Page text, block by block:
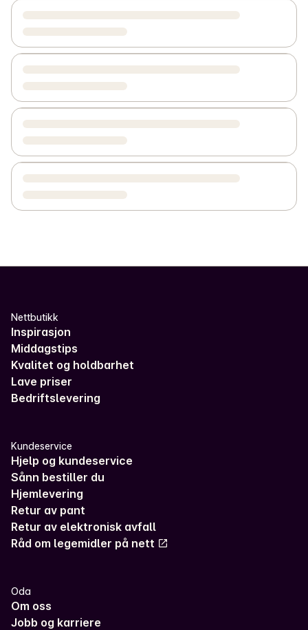
Nettbutikk
Inspirasjon
Middagstips
Kvalitet og holdbarhet
Lave priser
Bedriftslevering
Kundeservice
Hjelp og kundeservice
Sånn bestiller du
Hjemlevering
Retur av pant
Retur av elektronisk avfall
Råd om legemidler på nett
Oda
Om oss
Jobb og karriere